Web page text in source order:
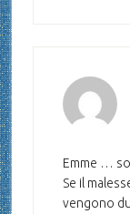
Emme …
Se il
vengono